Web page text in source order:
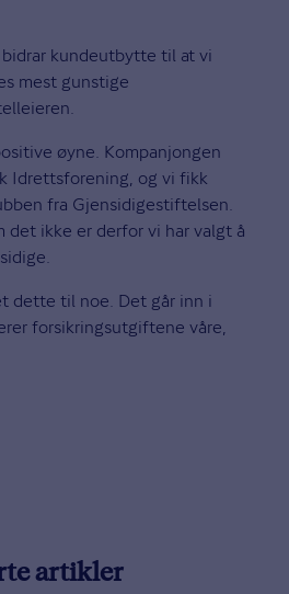
kundeutbytte til at vi
mest gunstige
øyne. Kompanjongen
Idrettsforening, og vi fikk
fra Gjensidigestiftelsen.
det ikke er derfor vi har valgt å
dette til noe. Det går inn i
forsikringsutgiftene våre,
artikler